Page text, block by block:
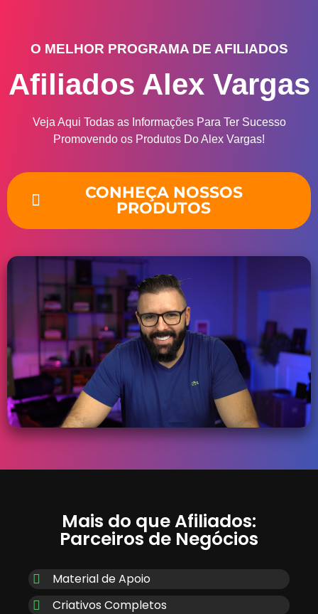
O MELHOR PROGRAMA DE AFILIADOS
Afiliados Alex Vargas
Veja Aqui Todas as Informações Para Ter Sucesso
Promovendo os Produtos Do Alex Vargas!
CONHEÇA NOSSOS
PRODUTOS
Mais do que Afiliados:
Parceiros de Negócios
Material de Apoio
Criativos Completos